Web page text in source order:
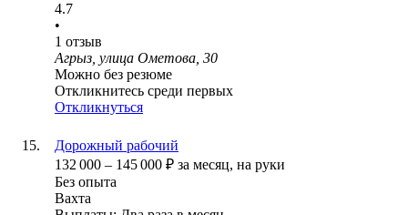
4.7
•
1 отзыв
Агрыз, улица Ометова, 30
Можно без резюме
Откликнитесь среди первых
Откликнуться
Дорожный рабочий
132 000 – 145 000 ₽ за месяц, на руки
Без опыта
Вахта